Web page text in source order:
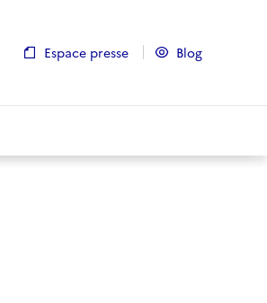
Espace presse Blog